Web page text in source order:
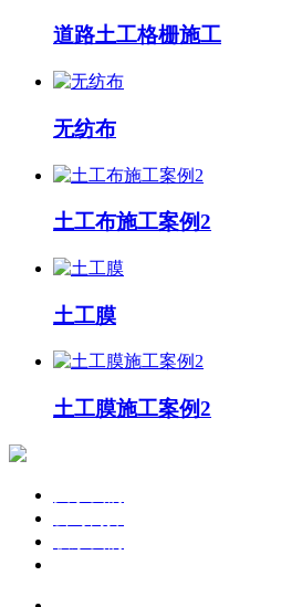
道路土工格栅施工
无纺布
土工布施工案例2
土工膜
土工膜施工案例2